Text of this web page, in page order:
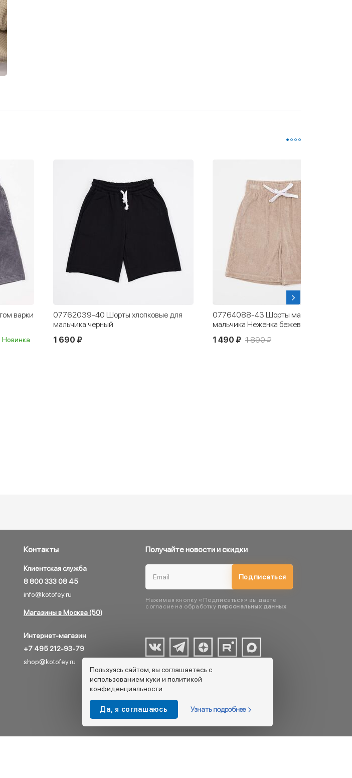
варки
Новинка
07762039-40 Шорты хлопковые для
мальчика черный
1 690 ₽
07764088-43 Шорты махровые для
мальчика Неженка бежевый
1 490 ₽ 1 890 ₽
Контакты
Клиентская служба
8 800 333 08 45
info@kotofey.ru
Магазины в Москва (50)
Интернет-магазин
+7 495 212-93-79
shop@kotofey.ru
Получайте новости и скидки
Подписаться
Нажимая кнопку «Подписаться» вы даете
согласие на обработку персональных данных
Пользуясь сайтом, вы соглашаетесь с
использованием куки и политикой
конфиденциальности
Да, я соглашаюсь Узнать подробнее